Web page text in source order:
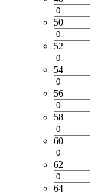
50
52
54
56
58
60
62
64